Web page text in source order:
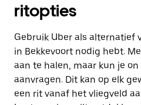
ritopties
Gebruik Uber als alternatief
in Bekkevoort nodig hebt.
aan te halen, maar kun je
aanvragen. Dit kan op elk
een rit vanaf het vliegveld